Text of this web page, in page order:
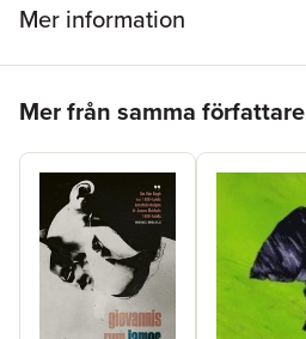
Mer information
Mer från samma författare